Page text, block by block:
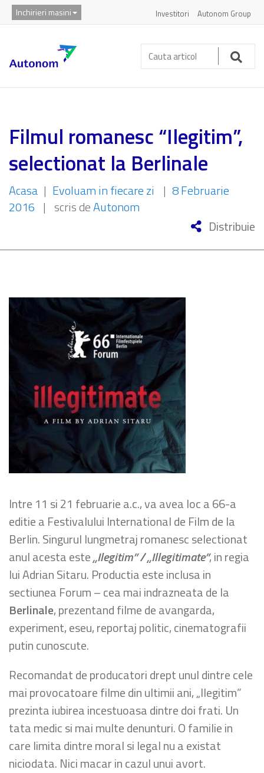
Inchirieri masini Investitori Autonom Group
Cauta
articol:
Filmul romanesc “Ilegitim”,
selectionat la Berlinale
Acasa | Evoluam in fiecare zi | 8 Februarie
2016 | scris deAutonom
Distribuie
Intre 11 si 21 februarie a.c., va avea loc a 66-a
editie a Festivalului International de Film de la
Berlin. Singurul lungmetraj romanesc selectionat
anul acesta este„Ilegitim” / „Illegitimate”, in regia
lui Adrian Sitaru. Productia este inclusa in
sectiunea Forum – cea mai indrazneata de la
Berlinale, prezentand filme de avangarda,
experiment, eseu, reportaj politic, cinematografii
putin cunoscute.
Recomandat de producatori drept unul dintre cele
mai provocatoare filme din ultimii ani, „Ilegitim”
prezinta iubirea incestuoasa dintre doi frati. Un
tata medic si mai multe denunturi. O familie in
care limita dintre moral si legal nu a existat
niciodata. Nici macar in cazul unui avort.